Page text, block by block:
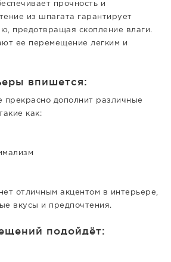
прочность и
из шпагата гарантирует
предотвращая скопление влаги.
ее перемещение легким и
впишется:
прекрасно дополнит различные
как:
отличным акцентом в интерьере,
вкусы и предпочтения.
подойдёт: